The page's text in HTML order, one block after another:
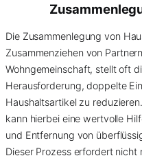
Die Zusammenlegung von
Zusammenziehen von
Wohngemeinschaft, stellt oft
Herausforderung, doppelte
Haushaltsartikel zu
kann hierbei eine wertvolle
und Entfernung von
Dieser Prozess erfordert